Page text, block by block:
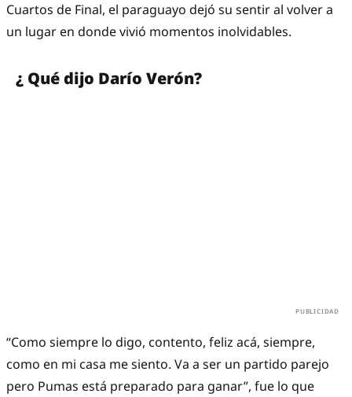
Cuartos de Final, el paraguayo dejó su sentir al volver a
un lugar en donde vivió momentos inolvidables.
¿ Qué dijo Darío Verón?
“Como siempre lo digo, contento, feliz acá, siempre,
como en mi casa me siento. Va a ser un partido parejo
pero Pumas está preparado para ganar”, fue lo que